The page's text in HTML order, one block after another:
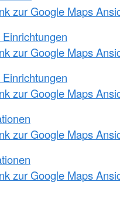
zur Google Maps
zur Google Maps
zur Google Maps
zur Google Maps
zur Google Maps